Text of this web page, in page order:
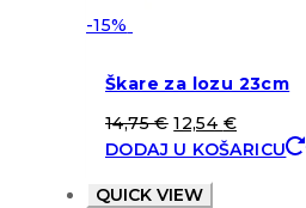
-15%
Škare za lozu 23cm
14,75€ 12,54 €
DODAJ U KOŠARICU
QUICK VIEW